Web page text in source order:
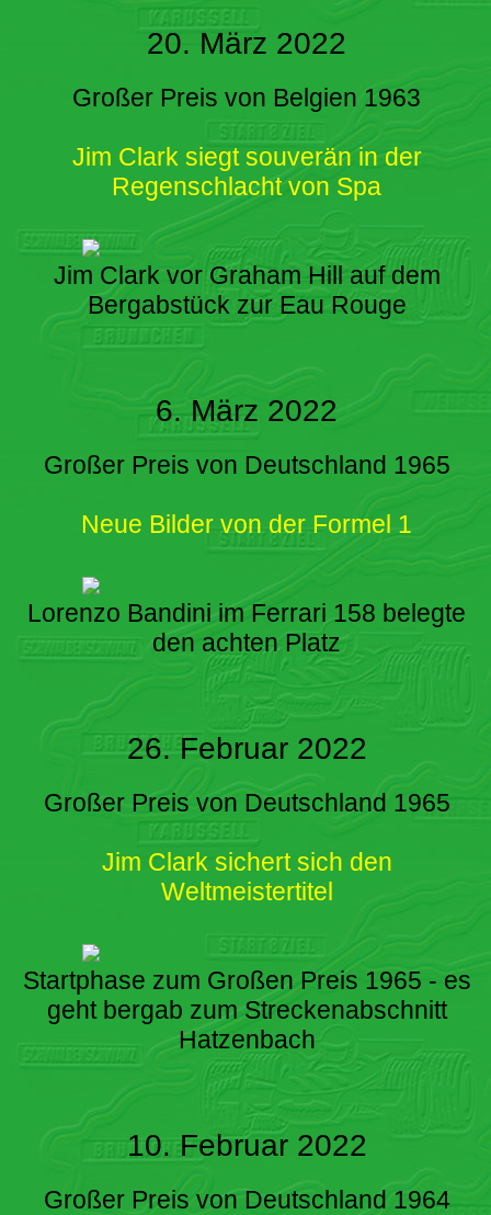
20. März 2022
Großer Preis von Belgien 1963
Jim Clark siegt souverän in der
Regenschlacht von Spa
Jim Clark vor Graham Hill auf dem
Bergabstück zur Eau Rouge
6. März 2022
Großer Preis von Deutschland 1965
Neue Bilder von der Formel 1
Lorenzo Bandini im Ferrari 158 belegte
den achten Platz
26. Februar 2022
Großer Preis von Deutschland 1965
Jim Clark sichert sich den
Weltmeistertitel
Startphase zum Großen Preis 1965 - es
geht bergab zum Streckenabschnitt
Hatzenbach
10. Februar 2022
Großer Preis von Deutschland 1964